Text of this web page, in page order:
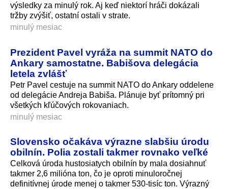
výsledky za minulý rok. Aj keď niektorí hráči dokázali
tržby zvýšiť, ostatní ostali v strate.
minulý mesiac
Prezident Pavel vyráža na summit NATO do
Ankary samostatne. Babišova delegácia
letela zvlášť
Petr Pavel cestuje na summit NATO do Ankary oddelene
od delegácie Andreja Babiša. Plánuje byť prítomný pri
všetkých kľúčových rokovaniach.
minulý mesiac
Slovensko očakáva výrazne slabšiu úrodu
obilnín. Polia zostali takmer rovnako veľké
Celková úroda hustosiatych obilnín by mala dosiahnuť
takmer 2,6 milióna ton, čo je oproti minuloročnej
definitívnej úrode menej o takmer 530-tisíc ton. Výrazný